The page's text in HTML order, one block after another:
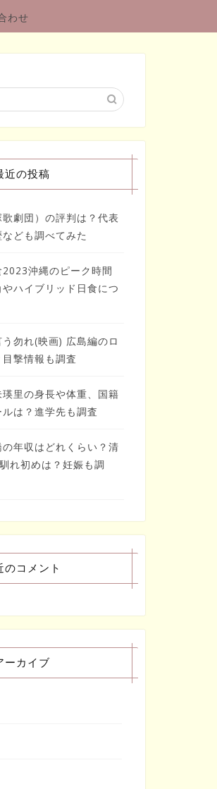
わせ
近の投稿
劇団）の評判は？代表
ども調べてみた
沖縄のピーク時間
ハイブリッド日食につ
う勿れ(映画) 広島編のロ
撃情報も調査
瑛里の身長や体重、国籍
は？進学先も調査
年収はどれくらい？清
れ初めは？妊娠も調
のコメント
ーカイブ